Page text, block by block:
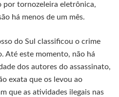
por tornozeleira eletrônica,
há menos de um mês.
do Sul classificou o crime
Até este momento, não há
dos autores do assassinato,
exata que os levou ao
que as atividades ilegais nas